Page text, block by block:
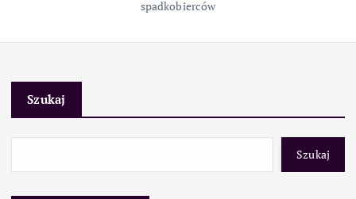
spadkobierców
Szukaj
Szukaj